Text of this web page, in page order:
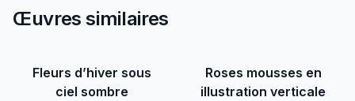
Œuvres similaires
Fleurs d’hiver sous
ciel sombre
Roses mousses en
illustration verticale